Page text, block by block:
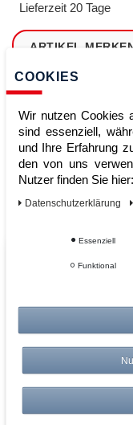
Lieferzeit 20 Tage
ARTIKEL
Sofort lieferbar
Vom Profi
Risikolos:
Über 20.000
Schnelle
COOKIES
Wir nutzen Cookies
sind essenziell,
und Ihre Erfahrung
den von uns
Nutzer finden Sie hier:
Daten­schutz­erklärung
Essenziell
Funktional